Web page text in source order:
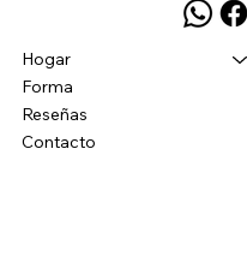
Hogar
Forma
Reseñas
Contacto